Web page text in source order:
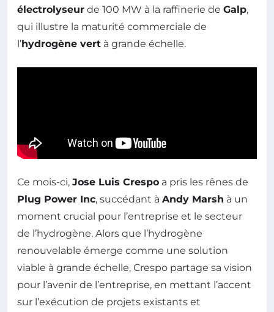
électrolyseur de 100 MW à la raffinerie de Galp,
qui illustre la maturité commerciale de
l’hydrogène vert à grande échelle.
Ce mois-ci, Jose Luis Crespo a pris les rênes de
Plug Power Inc, succédant à Andy Marsh à un
moment crucial pour l’entreprise et le secteur
de l’hydrogène. Alors que l’hydrogène
renouvelable émerge comme une solution
viable à grande échelle, Crespo partage sa vision
pour l’avenir de l’entreprise, en mettant l’accent
sur l’exécution de projets existants et